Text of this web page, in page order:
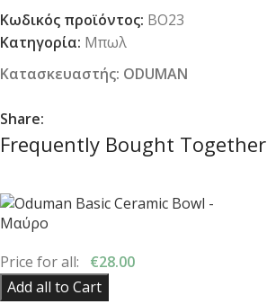
Κωδικός προϊόντος: BO23
Κατηγορία: Μπωλ
Κατασκευαστής: ODUMAN
Share:
Frequently Bought Together
Price for all: €28.00
Add all to Cart